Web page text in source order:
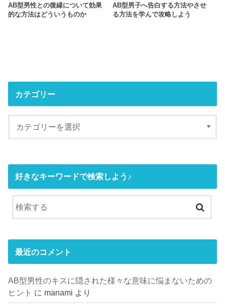
AB型男性との復縁について効果
的な方法はどういうものか
AB型男子へ告白する方法やさせ
る方法を学んで攻略しよう
カテゴリー
好きなキーワードで検索しよう♪
最近のコメント
AB型男性のキスに隠された様々な意味に悩まないための
ヒント に manami より